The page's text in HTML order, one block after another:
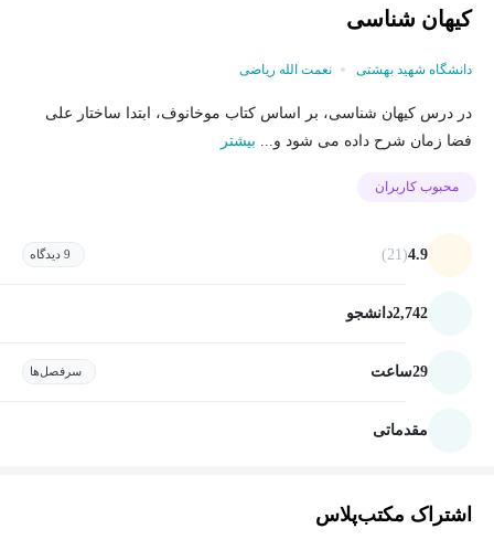
کیهان شناسی
دانشگاه شهید بهشتی نعمت الله ریاضی
در درس کیهان شناسی، بر اساس کتاب موخانوف، ابتدا ساختار علی
فضا زمان شرح داده می شود و... بیشتر
محبوب کاربران
4.9
(21) 9 دیدگاه
2,742دانشجو
29ساعت سرفصل‌ها
مقدماتی
اشتراک مکتب‌پلاس